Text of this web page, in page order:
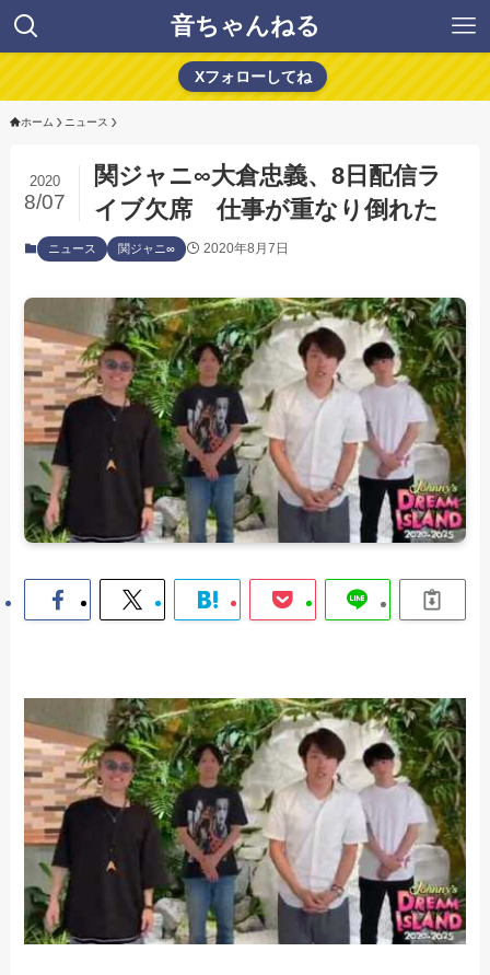
音ちゃんねる
Xフォローしてね
ホーム ニュース
関ジャニ∞大倉忠義、8日配信ラ
イブ欠席 仕事が重なり倒れた
2020
8/07
ニュース 関ジャニ∞ 2020年8月7日